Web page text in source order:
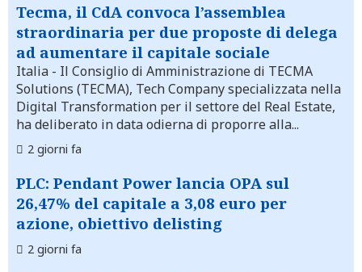
Tecma, il CdA convoca l’assemblea
straordinaria per due proposte di delega
ad aumentare il capitale sociale
Italia - Il Consiglio di Amministrazione di TECMA
Solutions (TECMA), Tech Company specializzata nella
Digital Transformation per il settore del Real Estate,
ha deliberato in data odierna di proporre alla...
2 giorni fa
PLC: Pendant Power lancia OPA sul
26,47% del capitale a 3,08 euro per
azione, obiettivo delisting
2 giorni fa